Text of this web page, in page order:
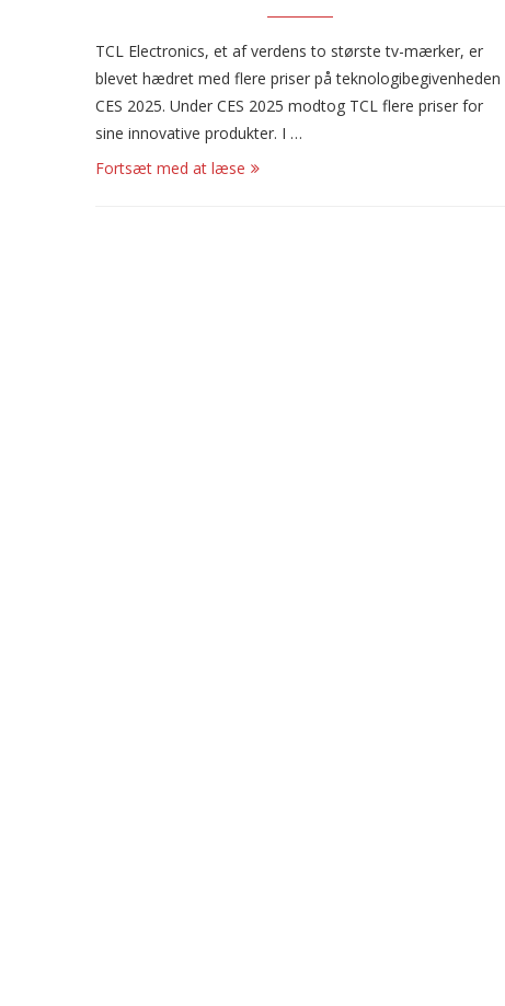
TCL Electronics, et af verdens to største tv-mærker, er
blevet hædret med flere priser på teknologibegivenheden
CES 2025. Under CES 2025 modtog TCL flere priser for
sine innovative produkter. I …
Fortsæt med at læse